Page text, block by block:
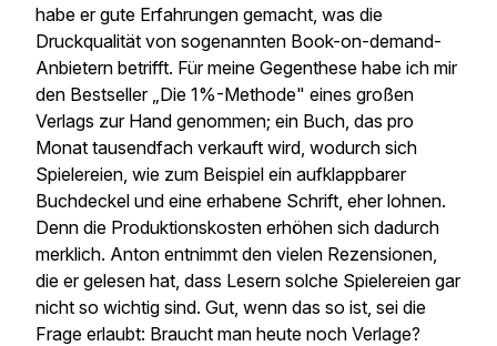
habe er gute Erfahrungen gemacht, was die
Druckqualität von sogenannten Book-on-demand-
Anbietern betrifft. Für meine Gegenthese habe ich mir
den Bestseller „Die 1%-Methode" eines großen
Verlags zur Hand genommen; ein Buch, das pro
Monat tausendfach verkauft wird, wodurch sich
Spielereien, wie zum Beispiel ein aufklappbarer
Buchdeckel und eine erhabene Schrift, eher lohnen.
Denn die Produktionskosten erhöhen sich dadurch
merklich. Anton entnimmt den vielen Rezensionen,
die er gelesen hat, dass Lesern solche Spielereien gar
nicht so wichtig sind. Gut, wenn das so ist, sei die
Frage erlaubt: Braucht man heute noch Verlage?